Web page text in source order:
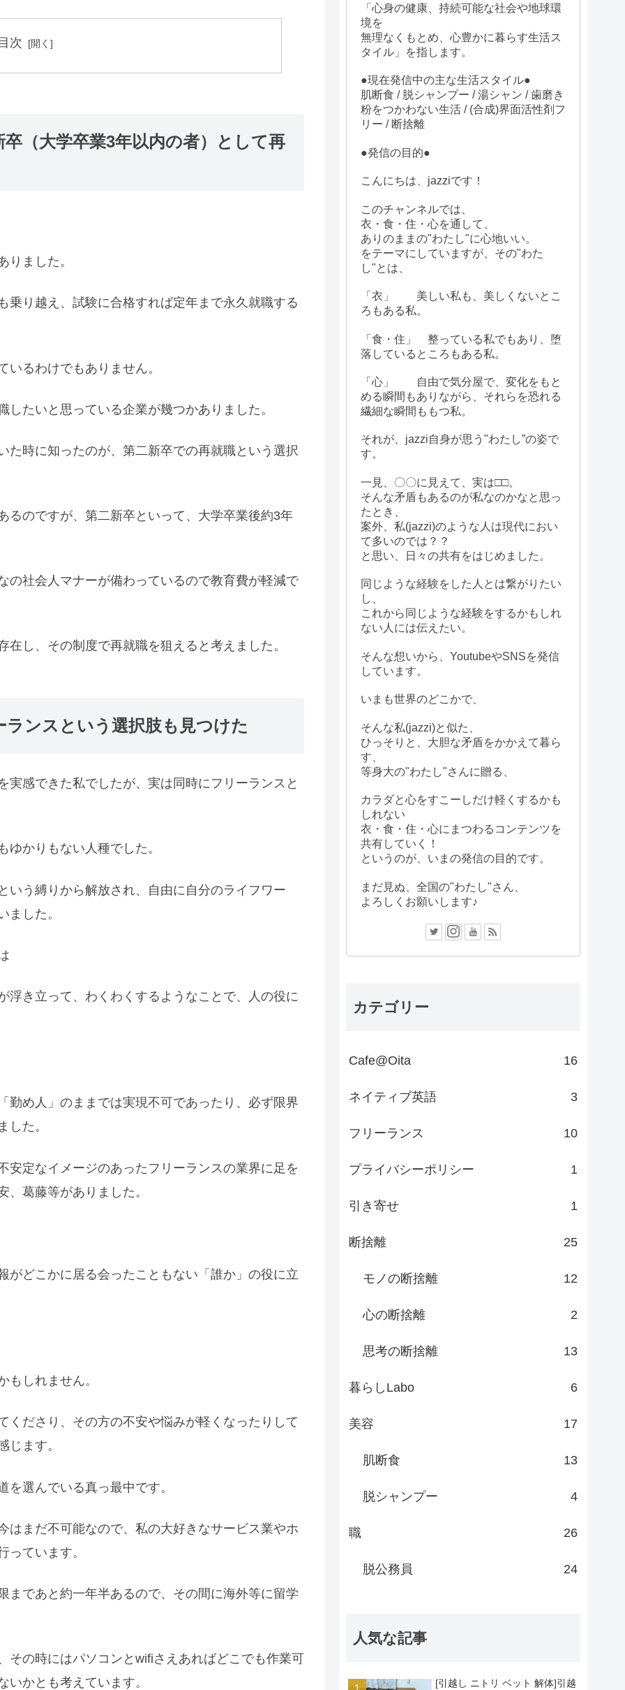
次
（大学卒業3年以内の者）として再
りました。
乗り越え、試験に合格すれば定年まで永久就職する
るわけでもありません。
たいと思っている企業が幾つかありました。
た時に知ったのが、第二新卒での再就職という選択
るのですが、第二新卒といって、大学卒業後約3年
の社会人マナーが備わっているので教育費が軽減で
し、その制度で再就職を狙えると考えました。
ンスという選択肢も見つけた
感できた私でしたが、実は同時にフリーランスと
かりもない人種でした。
いう縛りから解放され、自由に自分のライフワー
ました。
浮き立って、わくわくするようなことで、人の役に
勤め人」のままでは実現不可であったり、必ず限界
した。
安定なイメージのあったフリーランスの業界に足を
葛藤等がありました。
がどこかに居る会ったこともない「誰か」の役に立
もしれません。
くださり、その方の不安や悩みが軽くなったりして
じます。
選んでいる真っ最中です。
はまだ不可能なので、私の大好きなサービス業やホ
っています。
であと約一年半あるので、その間に海外等に留学
その時にはパソコンとwifiさえあればどこでも作業可
かとも考えています。
「心身の健康、持続可能な社会や地球環
境を
無理なくもとめ、心豊かに暮らす生活ス
タイル」を指します。
●現在発信中の主な生活スタイル●
肌断食 / 脱シャンプー / 湯シャン / 歯磨き
粉をつかわない生活 / (合成)界面活性剤フ
リー / 断捨離
●発信の目的●
こんにちは、jazziです！
このチャンネルでは、
衣・食・住・心を通して、
ありのままの"わたし"に心地いい。
をテーマにしていますが、その"わた
し"とは、
「衣」 美しい私も、美しくないとこ
ろもある私。
「食・住」 整っている私でもあり、堕
落しているところもある私。
「心」 自由で気分屋で、変化をもと
める瞬間もありながら、それらを恐れる
繊細な瞬間ももつ私。
それが、jazzi自身が思う"わたし”の姿で
す。
一見、〇〇に見えて、実は□□。
そんな矛盾もあるのが私なのかなと思っ
たとき、
案外、私(jazzi)のような人は現代におい
て多いのでは？？
と思い、日々の共有をはじめました。
同じような経験をした人とは繋がりたい
し、
これから同じような経験をするかもしれ
ない人には伝えたい。
そんな想いから、YoutubeやSNSを発信
しています。
いまも世界のどこかで、
そんな私(jazzi)と似た、
ひっそりと、大胆な矛盾をかかえて暮ら
す、
等身大の"わたし"さんに贈る、
カラダと心をすこーしだけ軽くするかも
しれない
衣・食・住・心にまつわるコンテンツを
共有していく！
というのが、いまの発信の目的です。
まだ見ぬ、全国の"わたし"さん、
よろしくお願いします♪
カテゴリー
Cafe@Oita 16
ネイティブ英語 3
フリーランス 10
プライバシーポリシー 1
引き寄せ 1
断捨離 25
モノの断捨離 12
心の断捨離 2
思考の断捨離 13
暮らしLabo 6
美容 17
肌断食 13
脱シャンプー 4
職 26
脱公務員 24
人気な記事
[引越し ニトリ ベット 解体]引越